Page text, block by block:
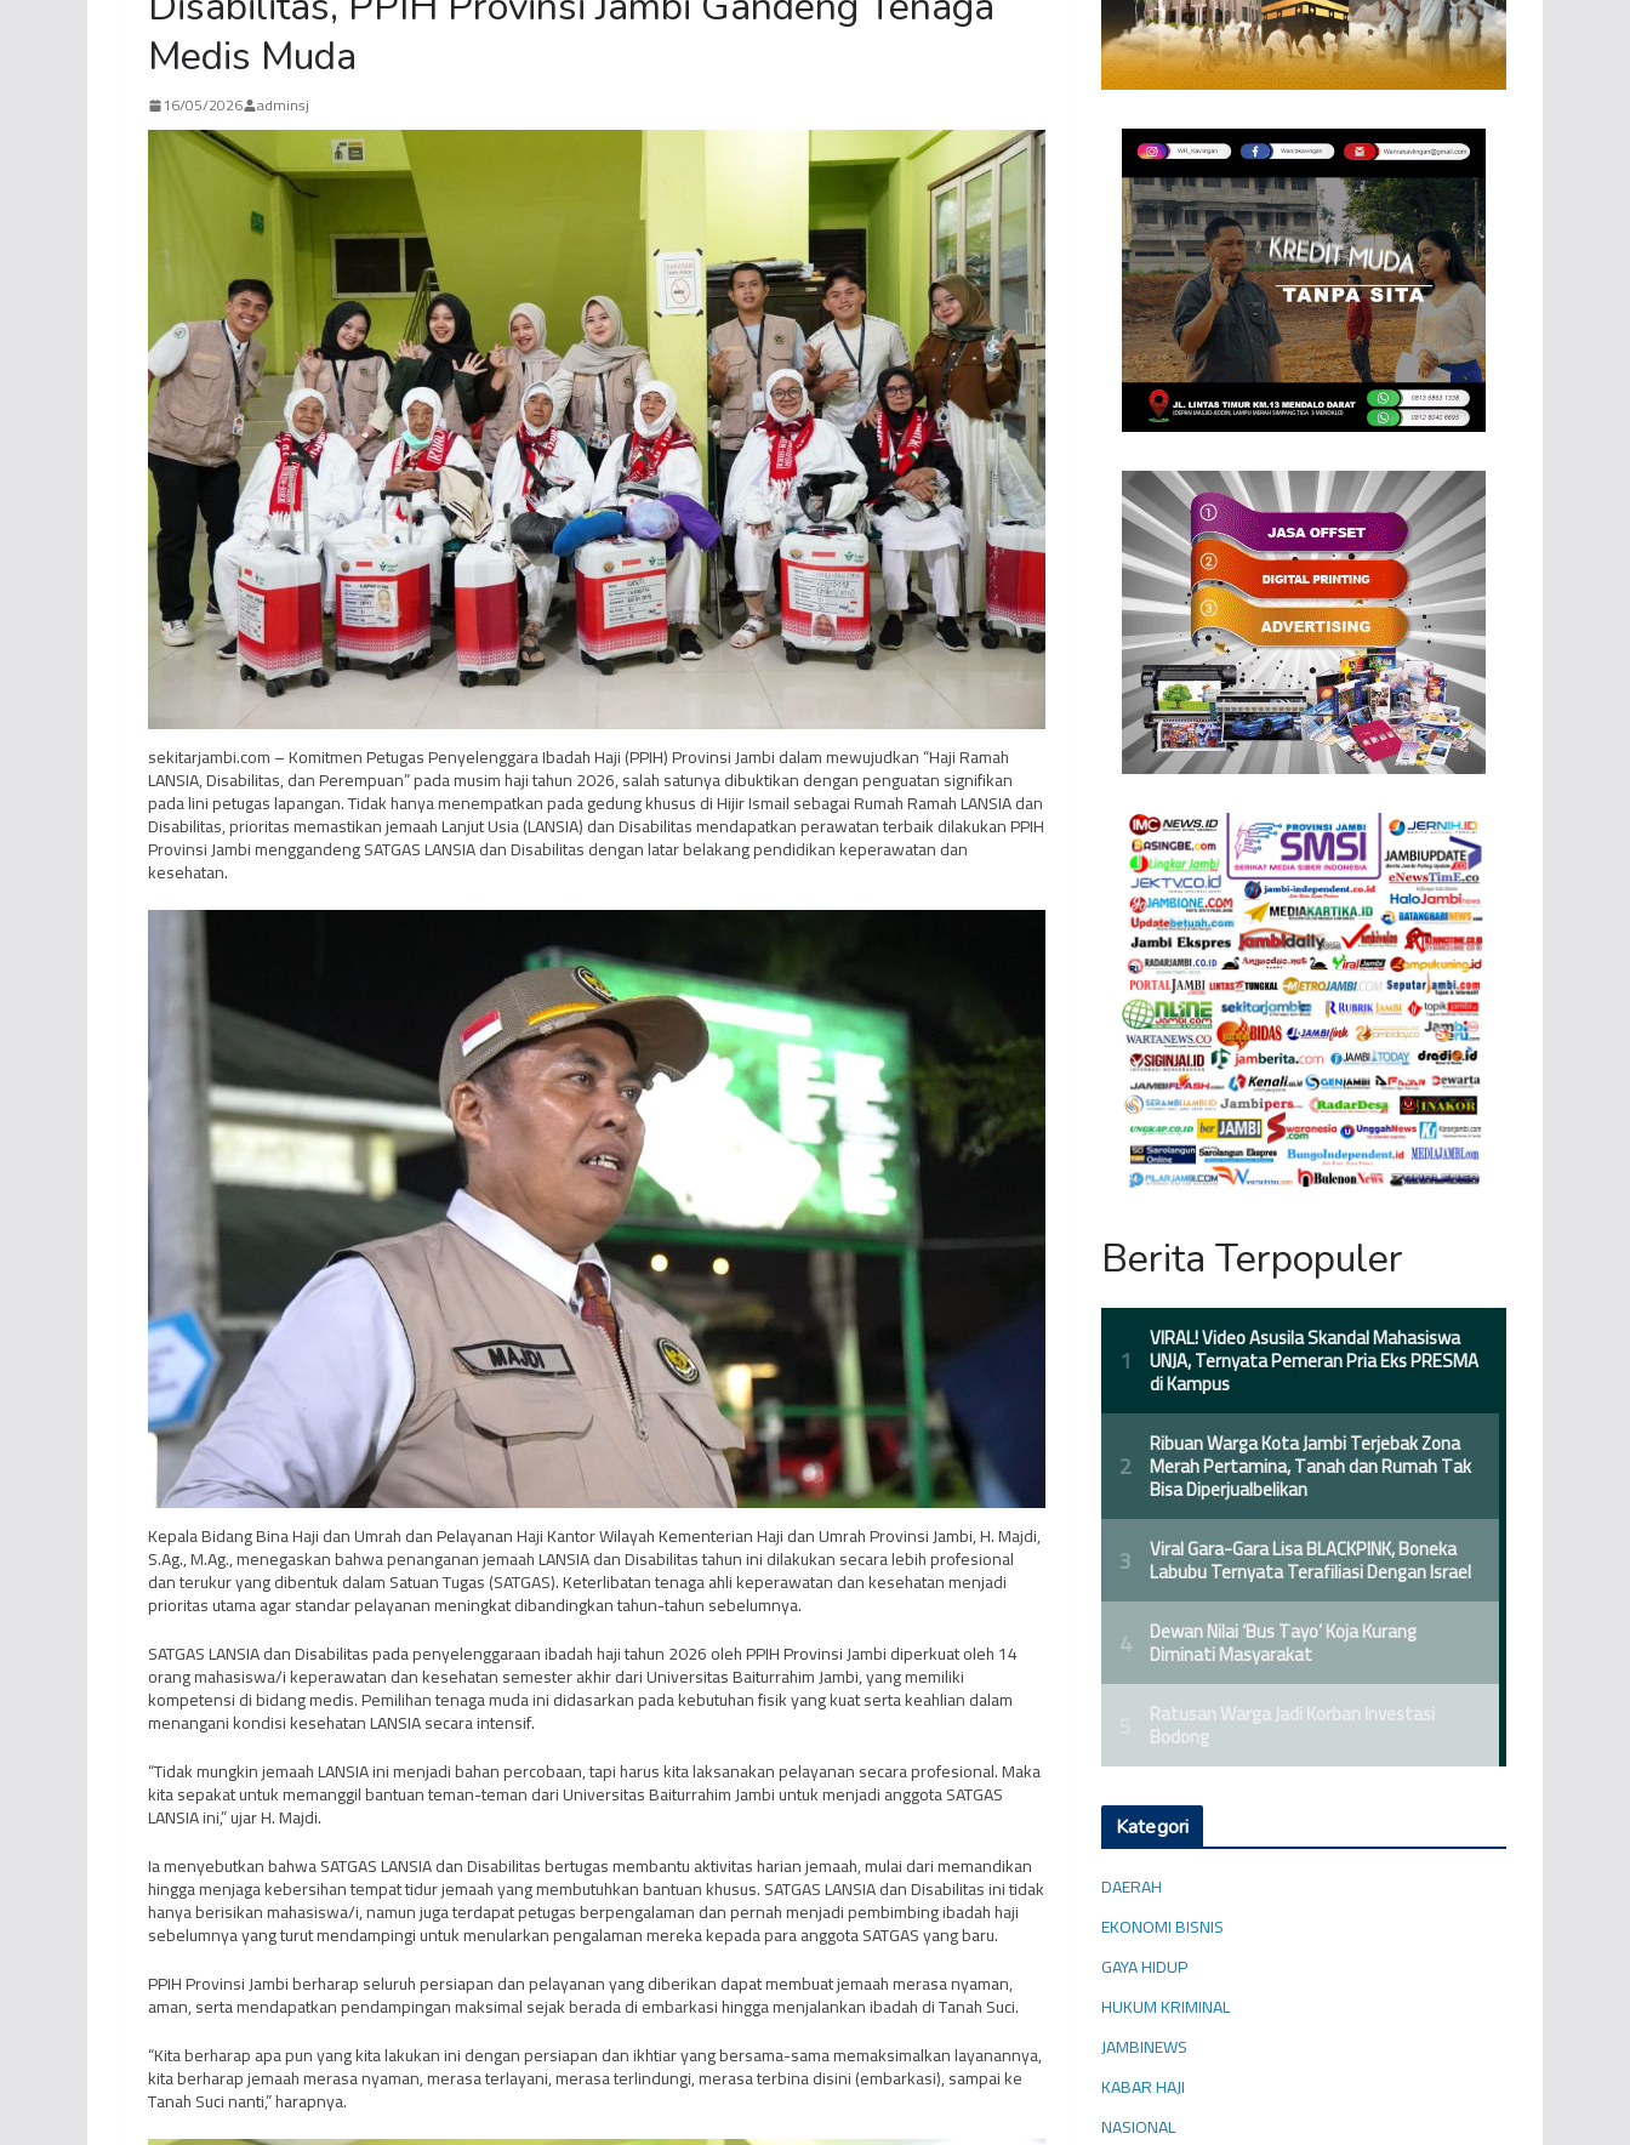
Medis Muda
16/05/2026 adminsj
sekitarjambi.com – Komitmen Petugas Penyelenggara Ibadah Haji (PPIH) Provinsi Jambi dalam mewujudkan “Haji Ramah
LANSIA, Disabilitas, dan Perempuan” pada musim haji tahun 2026, salah satunya dibuktikan dengan penguatan signifikan
pada lini petugas lapangan. Tidak hanya menempatkan pada gedung khusus di Hijir Ismail sebagai Rumah Ramah LANSIA dan
Disabilitas, prioritas memastikan jemaah Lanjut Usia (LANSIA) dan Disabilitas mendapatkan perawatan terbaik dilakukan PPIH
Provinsi Jambi menggandeng SATGAS LANSIA dan Disabilitas dengan latar belakang pendidikan keperawatan dan
kesehatan.
Kepala Bidang Bina Haji dan Umrah dan Pelayanan Haji Kantor Wilayah Kementerian Haji dan Umrah Provinsi Jambi, H. Majdi,
S.Ag., M.Ag., menegaskan bahwa penanganan jemaah LANSIA dan Disabilitas tahun ini dilakukan secara lebih profesional
dan terukur yang dibentuk dalam Satuan Tugas (SATGAS). Keterlibatan tenaga ahli keperawatan dan kesehatan menjadi
prioritas utama agar standar pelayanan meningkat dibandingkan tahun-tahun sebelumnya.
SATGAS LANSIA dan Disabilitas pada penyelenggaraan ibadah haji tahun 2026 oleh PPIH Provinsi Jambi diperkuat oleh 14
orang mahasiswa/i keperawatan dan kesehatan semester akhir dari Universitas Baiturrahim Jambi, yang memiliki
kompetensi di bidang medis. Pemilihan tenaga muda ini didasarkan pada kebutuhan fisik yang kuat serta keahlian dalam
menangani kondisi kesehatan LANSIA secara intensif.
“Tidak mungkin jemaah LANSIA ini menjadi bahan percobaan, tapi harus kita laksanakan pelayanan secara profesional. Maka
kita sepakat untuk memanggil bantuan teman-teman dari Universitas Baiturrahim Jambi untuk menjadi anggota SATGAS
LANSIA ini,” ujar H. Majdi.
Ia menyebutkan bahwa SATGAS LANSIA dan Disabilitas bertugas membantu aktivitas harian jemaah, mulai dari memandikan
hingga menjaga kebersihan tempat tidur jemaah yang membutuhkan bantuan khusus. SATGAS LANSIA dan Disabilitas ini tidak
hanya berisikan mahasiswa/i, namun juga terdapat petugas berpengalaman dan pernah menjadi pembimbing ibadah haji
sebelumnya yang turut mendampingi untuk menularkan pengalaman mereka kepada para anggota SATGAS yang baru.
PPIH Provinsi Jambi berharap seluruh persiapan dan pelayanan yang diberikan dapat membuat jemaah merasa nyaman,
aman, serta mendapatkan pendampingan maksimal sejak berada di embarkasi hingga menjalankan ibadah di Tanah Suci.
“Kita berharap apa pun yang kita lakukan ini dengan persiapan dan ikhtiar yang bersama-sama memaksimalkan layanannya,
kita berharap jemaah merasa nyaman, merasa terlayani, merasa terlindungi, merasa terbina disini (embarkasi), sampai ke
Tanah Suci nanti,” harapnya.
Berita Terpopuler
Kategori
DAERAH
EKONOMI BISNIS
GAYA HIDUP
HUKUM KRIMINAL
JAMBINEWS
KABAR HAJI
NASIONAL